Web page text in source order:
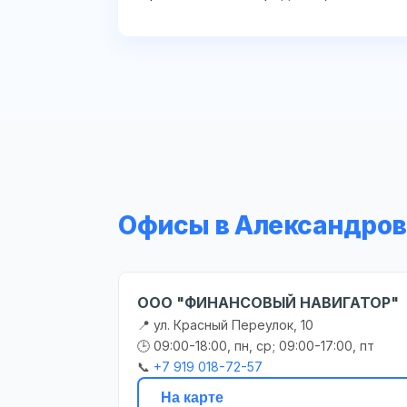
Офисы в
ООО "ФИНАНСОВЫЙ НАВИГАТОР"
📍 ул. Красный Переулок, 10
🕒 09:00-18:00, пн, ср; 09:00-17:00, пт
📞 +7 919 018-72-57
На карте